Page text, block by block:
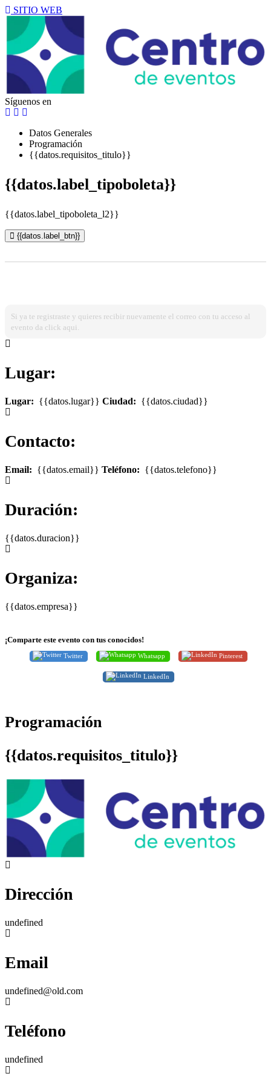
SITIO WEB
Síguenos en
Datos Generales
Programación
{{datos.requisitos_titulo}}
{{datos.label_tipoboleta}}
{{datos.label_tipoboleta_l2}}
{{datos.label_btn}}
Si ya te registraste y quieres recibir nuevamente el correo con tu acceso al
evento da click aqui.
Lugar:
Lugar: {{datos.lugar}} Ciudad: {{datos.ciudad}}
Contacto:
Email: {{datos.email}} Teléfono: {{datos.telefono}}
Duración:
{{datos.duracion}}
Organiza:
{{datos.empresa}}
¡Comparte este evento con tus conocidos!
Twitter Whatsapp Pinterest
LinkedIn
Programación
{{datos.requisitos_titulo}}
Dirección
undefined
Email
undefined@old.com
Teléfono
undefined